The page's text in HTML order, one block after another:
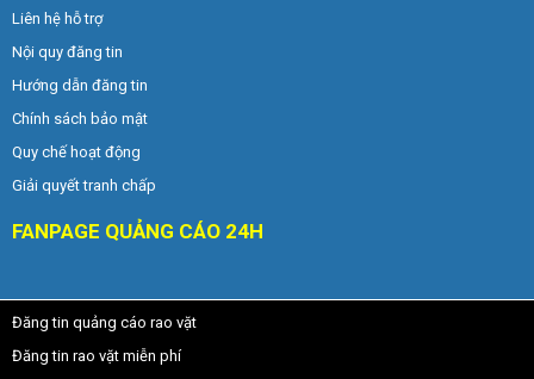
Liên hệ hỗ trợ
Nội quy đăng tin
Hướng dẫn đăng tin
Chính sách bảo mật
Quy chế hoạt động
Giải quyết tranh chấp
FANPAGE QUẢNG CÁO 24H
Đăng tin quảng cáo rao vặt
Đăng tin rao vặt miễn phí